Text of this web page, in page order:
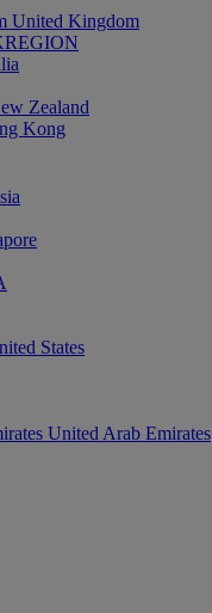
United Kingdom
Zealand
Kong
States
United Arab Emirates